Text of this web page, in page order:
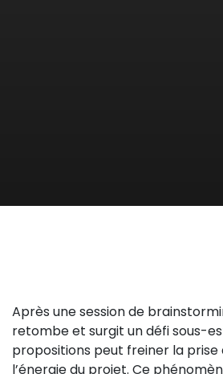
Après une session de
retombe et surgit un défi sous-
propositions peut freiner la prise
l’énergie du projet. Ce